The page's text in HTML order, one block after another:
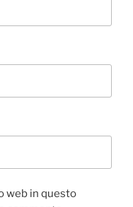
web in questo